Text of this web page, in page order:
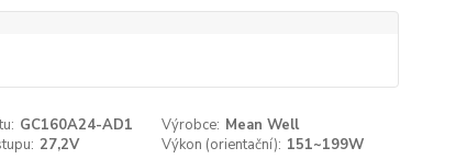
GC160A24-AD1 Výrobce: Mean Well
27,2V Výkon (orientační): 151~199W